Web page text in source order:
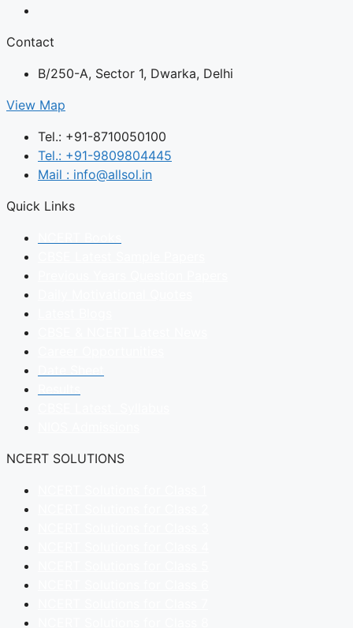
Contact
B/250-A, Sector 1, Dwarka, Delhi
View Map
Tel.: +91-8710050100
Tel.: +91-9809804445
Mail : info@allsol.in
Quick Links
NCERT SOLUTIONS